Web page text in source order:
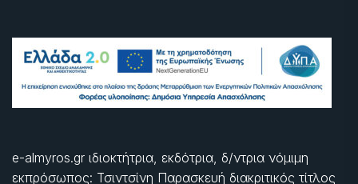
e-almyros.gr ιδιοκτήτρια, εκδότρια, δ/ντρια νόμιμη
εκπρόσωπος: Τσιντσίνη Παρασκευή διακριτικός τίτλος